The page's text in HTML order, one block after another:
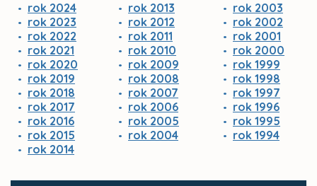
rok 2024
rok 2023
rok 2022
rok 2021
rok 2020
rok 2019
rok 2018
rok 2017
rok 2016
rok 2015
rok 2014
rok 2013
rok 2012
rok 2011
rok 2010
rok 2009
rok 2008
rok 2007
rok 2006
rok 2005
rok 2004
rok 2003
rok 2002
rok 2001
rok 2000
rok 1999
rok 1998
rok 1997
rok 1996
rok 1995
rok 1994